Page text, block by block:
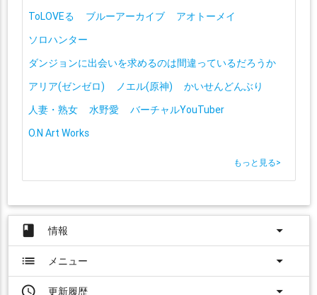
ToLOVEる
ブルーアーカイブ
アオトーメイ
ソロハンター
ダンジョンに出会いを求めるのは間違っているだろうか
アリア(ゼンゼロ)
ノエル(原神)
かいせんどんぶり
人妻・熟女
水野愛
バーチャルYouTuber
O.N Art Works
もっと見る>
book 情報
arrow_drop_down
list
メニュー
arrow_drop_down
access_time
更新履歴 arrow_drop_down